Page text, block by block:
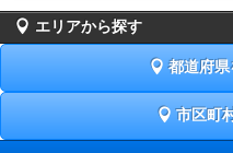
エリアから探す
都道府
市区町